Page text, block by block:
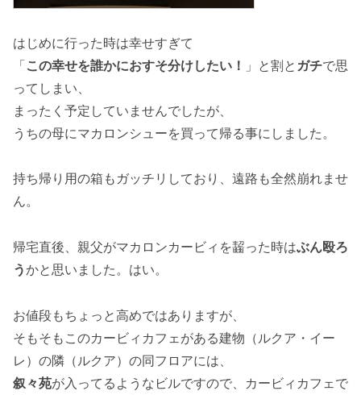
はじめに行った時は幸せすぎて
「 この幸せを誰かにおすそ分けしたい！ 」と割と ガチで思
ってしまい、
まったく予定していませんでしたが、
うちの母にマカロンシューを買って帰る事にしました。
持ち帰り用の箱もガッチリしており、遠路も全然崩れませ
ん。
帰宅直後、親父がマカロンカービィを齧った時はぶん殴ろ
うかと思いました。はい。
お値段もちょっと高めではありますが、
そもそもこのカービィカフェがある建物（ルクア・イー
レ）の隣（ルクア）の同フロアには、
叙々苑が入ってるようなビルですので、カービィカフェで